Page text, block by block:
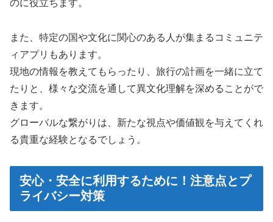
のに役立ちます。
また、特定の国や文化に関心のある人が集まるコミュニテ
ィアプリもあります。
現地の情報を教えてもらったり、旅行の計画を一緒に立て
たりと、様々な交流を通して異文化理解を深めることがで
きます。
グローバルな繋がりは、新たな視点や価値観を与えてくれ
る貴重な経験となるでしょう。
安心・安全に利用するために！注意点とプ
ライバシー対策